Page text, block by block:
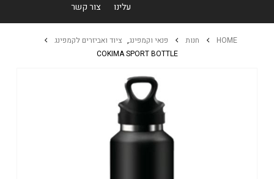
עלינו
צור קשר
HOME חנות פנאי וקמפינג, ציוד ואביזרים לקמפינג
COKIMA SPORT BOTTLE